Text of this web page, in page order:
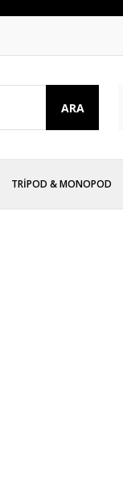
ARA
TRİPOD & MONOPOD